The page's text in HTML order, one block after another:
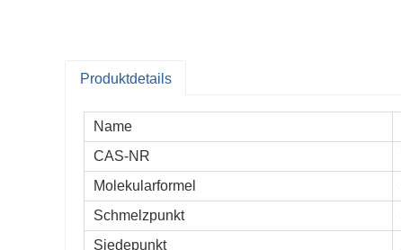
Produktdetails
Name
CAS-NR
Molekularformel
Schmelzpunkt
Siedepunkt